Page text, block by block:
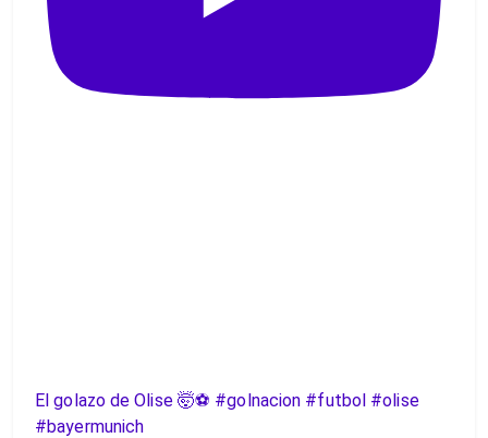
El golazo de Olise 🤯⚽️ #golnacion #futbol #olise
#bayermunich